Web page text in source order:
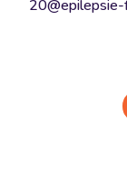
20@epilepsie-